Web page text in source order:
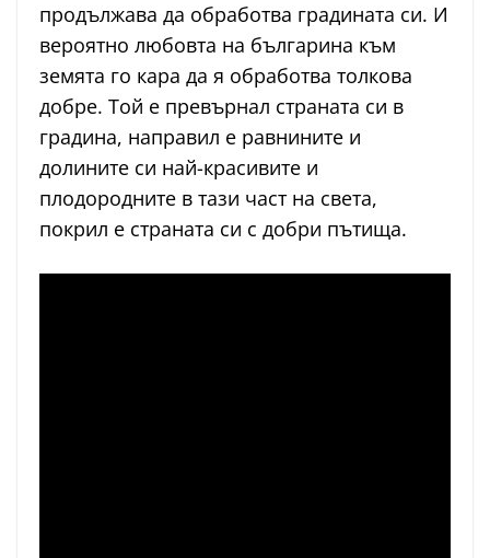
продължава да обработва градината си. И
вероятно любовта на българина към
земята го кара да я обработва толкова
добре. Той е превърнал страната си в
градина, направил е равнините и
долините си най-красивите и
плодородните в тази част на света,
покрил е страната си с добри пътища.